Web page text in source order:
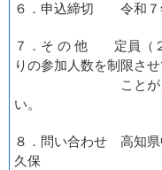
６．申込締切 令和７
７．そ の 他 定員（２
りの参加人数を制限させ
ことがございま
い。
８．問い合わせ 高知
久保